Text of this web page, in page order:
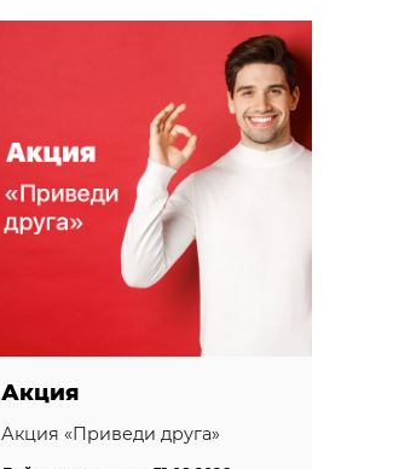
Акция
Акция «Приведи друга»